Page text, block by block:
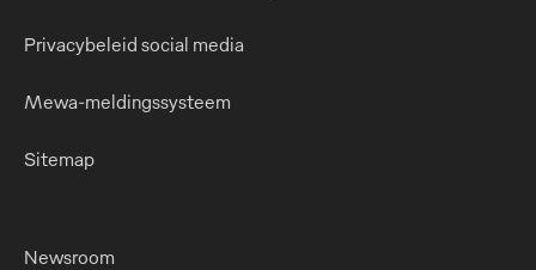
Privacybeleid social media
Mewa-meldingssysteem
Sitemap
Newsroom